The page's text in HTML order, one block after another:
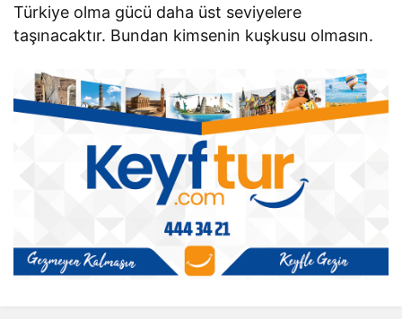
Türkiye olma gücü daha üst seviyelere
taşınacaktır. Bundan kimsenin kuşkusu olmasın.